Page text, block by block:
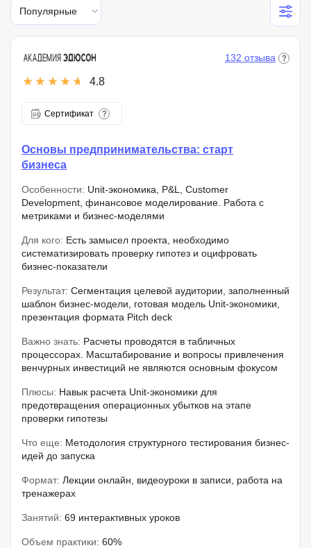
Популярные
4.8
132 отзыва
Сертификат
Основы предпринимательства: старт
бизнеса
Особенности: Unit-экономика, P&L, Customer
Development, финансовое моделирование. Работа с
метриками и бизнес-моделями
Для кого: Есть замысел проекта, необходимо
систематизировать проверку гипотез и оцифровать
бизнес-показатели
Результат: Сегментация целевой аудитории, заполненный
шаблон бизнес-модели, готовая модель Unit-экономики,
презентация формата Pitch deck
Важно знать: Расчеты проводятся в табличных
процессорах. Масштабирование и вопросы привлечения
венчурных инвестиций не являются основным фокусом
Плюсы: Навык расчета Unit-экономики для
предотвращения операционных убытков на этапе
проверки гипотезы
Что еще: Методология структурного тестирования бизнес-
идей до запуска
Формат: Лекции онлайн, видеоуроки в записи, работа на
тренажерах
Занятий: 69 интерактивных уроков
Объем практики: 60%